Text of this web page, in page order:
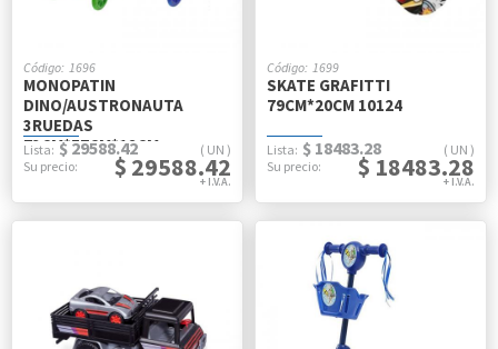
1696
MONOPATIN
DINO/AUSTRONAUTA
3RUEDAS
73CM*57CM*12CM
UN
$ 29588.42
$ 29588.42
1699
SKATE GRAFITTI
79CM*20CM 10124
UN
$ 18483.28
$ 18483.28